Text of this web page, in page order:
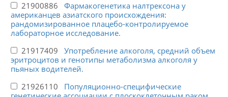
21900886 Фармакогенетика налтрексона у
американцев азиатского происхождения:
рандомизированное плацебо-контролируемое
лабораторное исследование.
21917409 Употребление алкоголя, средний объем
эритроцитов и генотипы метаболизма алкоголя у
пьяных водителей.
21926110 Популяционно-специфические